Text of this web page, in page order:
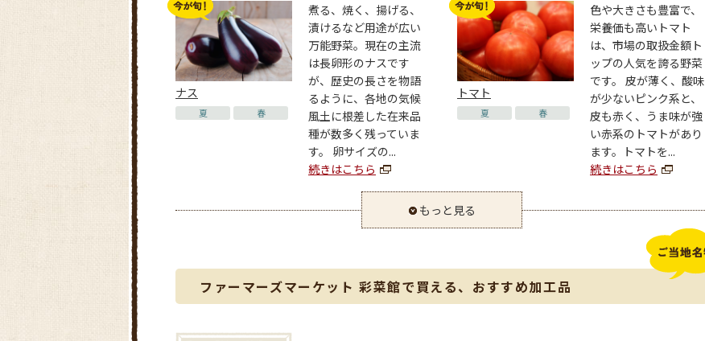
ナス
夏 春
煮る、焼く、揚げる、
漬けるなど用途が広い
万能野菜。現在の主流
は長卵形のナスです
が、歴史の長さを物語
るように、各地の気候
風土に根差した在来品
種が数多く残っていま
す。 卵サイズの...
続きはこちら
トマト
夏 春
色や大きさも豊富で、
栄養価も高いトマト
は、市場の取扱金額ト
ップの人気を誇る野菜
です。 皮が薄く、酸味
が少ないピンク系と、
皮も赤く、うま味が強
い赤系のトマトがあり
ます。トマトを...
続きはこちら
もっと見る
ファーマーズマーケット 彩菜館で買える、おすすめ加工品